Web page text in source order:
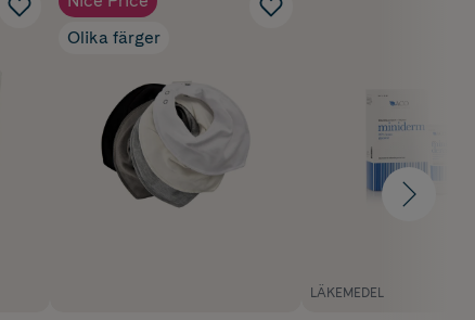
Olika färger
LÄKEMEDEL